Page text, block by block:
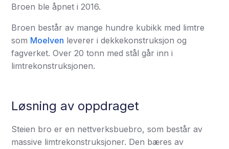
Broen ble åpnet i 2016.
Broen består av mange hundre kubikk med limtre
som Moelven leverer i dekkekonstruksjon og
fagverket. Over 20 tonn med stål går inn i
limtrekonstruksjonen.
Løsning av oppdraget
Steien bro er en nettverksbuebro, som består av
massive limtrekonstruksjoner. Den bæres av